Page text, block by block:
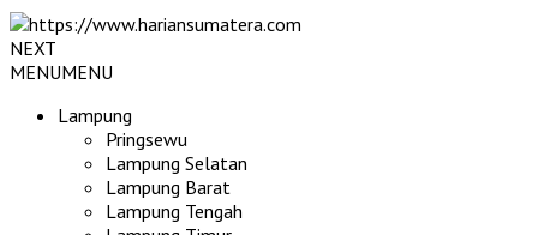
NEXT
MENUMENU
Lampung
Pringsewu
Lampung Selatan
Lampung Barat
Lampung Tengah